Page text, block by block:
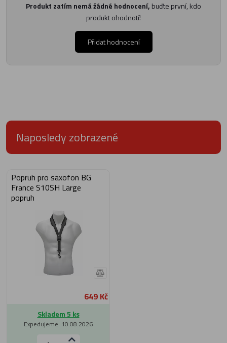
Produkt zatím nemá žádné hodnocení, buďte první, kdo
produkt ohodnotí!
Přidat hodnocení
Naposledy zobrazené
Popruh pro saxofon BG
France S10SH Large
popruh
649 Kč
Skladem 5 ks
Expedujeme: 10.08.2026